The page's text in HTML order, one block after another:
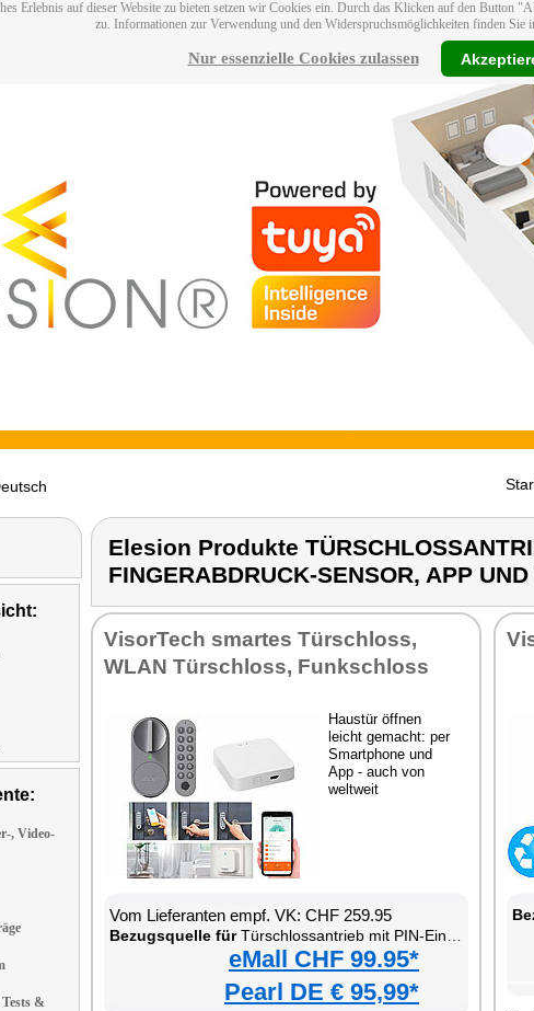
Erlebnis auf dieser Website zu bieten setzen wir Cookies ein. Durch das Klicken auf den Button
zu. Informationen zur Verwendung und den Widerspruchsmöglichkeiten finden Sie
Nur essenzielle Cookies zulassen
, Video-
Tests &
Elesion Produkte
FINGERABDRUCK-SENSOR, APP
VisorTech smartes Türschloss,
WLAN Türschloss, Funkschloss
Haustür öffnen
leicht gemacht: per
Smartphone und
App - auch von
weltweit
Vom Lieferanten empf. VK: CHF 259.95
Bezugsquelle fürTürschlossantrieb mit PIN-Eingabe, Fingerabdruck-Sensor, App und WLAN-Gateway
eMall CHF 99.95*
Pearl DE € 95,99*